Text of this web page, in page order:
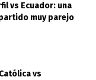
vs Ecuador: una
muy parejo
vs